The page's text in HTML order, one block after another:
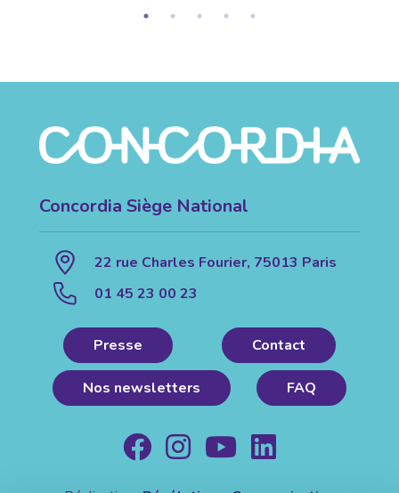
Concordia Siège National
22 rue Charles Fourier, 75013 Paris
01 45 23 00 23
Presse Contact
Nos newsletters FAQ